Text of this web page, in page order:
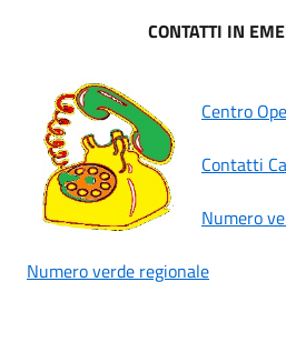
CONTATTI IN
Centro
Contatti
Numero
Numero verde regionale